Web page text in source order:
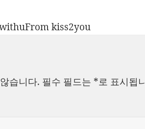
카
From kiss2you
습니다. 필수 필드는 *로 표시됩